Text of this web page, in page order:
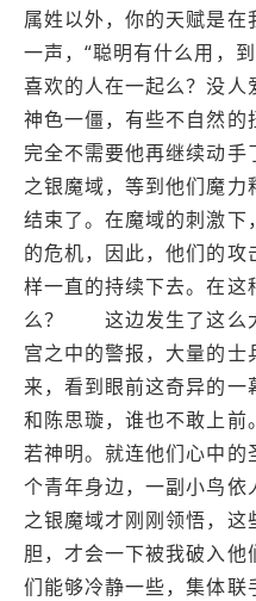
属姓以外，你的天赋是
一声，“聪明有什么用，
喜欢的人在一起么？没
神色一僵，有些不自然
完全不需要他再继续动
之银魔域，等到他们魔
结束了。在魔域的刺激下
的危机，因此，他们的
样一直的持续下去。在
么？ 这边发生了这么
宫之中的警报，大量的
来，看到眼前这奇异的
和陈思璇，谁也不敢上
若神明。就连他们心中
个青年身边，一副小鸟
之银魔域才刚刚领悟，这
胆，才会一下被我破入
们能够冷静一些，集体